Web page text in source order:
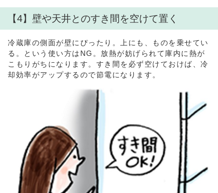
【4】壁や天井とのすき間を空けて置く
冷蔵庫の側面が壁にぴったり。上にも、ものを乗せてい
る。という使い方はNG。放熱が妨げられて庫内に熱が
こもりがちになります。すき間を必ず空けておけば、冷
却効率がアップするので節電になります。